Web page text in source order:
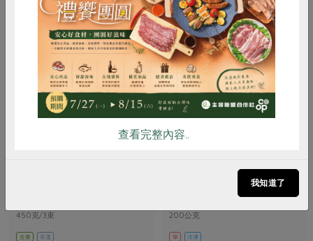
450克/3束
全素 常溫
海水金目鱸魚排(張博仁)-200g
200公克
葷 冷凍
惜食 RPET 食譜 減硝酸鹽
雞蛋 食安 共同購買
查看完整內容..
我知道了